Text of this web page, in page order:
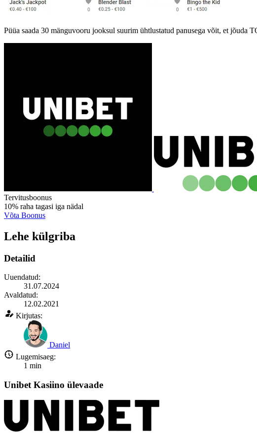
Püüa saada 30 mänguvooru jooksul suurim ühtlustatud panusega võit, et jõuda
Tervitusboonus
10% raha tagasi iga nädal
Võta Boonus
Lehe külgriba
Detailid
Uuendatud:
31.07.2024
Avaldatud:
12.02.2021
Kirjutas:
Daniel
Lugemisaeg:
1 min
Unibet Kasiino ülevaade